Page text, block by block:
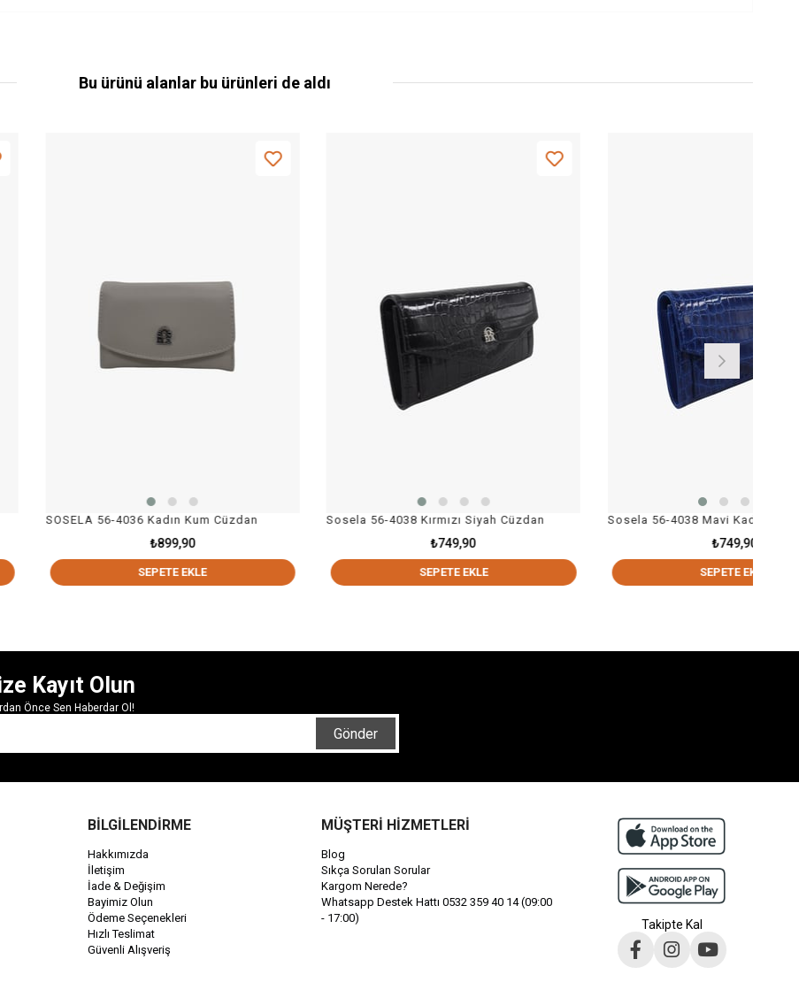
Bu ürünü alanlar bu ürünleri de aldı
56-4036 Kadın Kum Cüzdan
SEPETE EKLE
Sosela 56-4038 Kırmızı Siyah Cüzdan
SEPETE EKLE
Sosela 56-4038 Mavi Kadın Cüzdan
SEPETE EKLE
Kayıt Olun
Önce Sen Haberdar Ol!
Gönder
BİLGİLENDİRME
Hakkımızda
İletişim
İade & Değişim
Bayimiz Olun
Ödeme Seçenekleri
Hızlı Teslimat
Güvenli Alışveriş
MÜŞTERİ HİZMETLERİ
Blog
Sıkça Sorulan Sorular
Kargom Nerede?
Whatsapp Destek Hattı 0532 359 40 14 (09:00
- 17:00)
Takipte Kal